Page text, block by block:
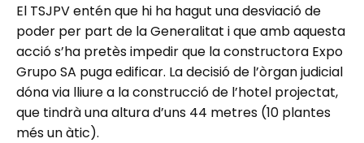
El TSJPV entén que hi ha hagut una desviació de
poder per part de la Generalitat i que amb aquesta
acció s’ha pretès impedir que la constructora Expo
Grupo SA puga edificar. La decisió de l’òrgan judicial
dóna via lliure a la construcció de l’hotel projectat,
que tindrà una altura d’uns 44 metres (10 plantes
més un àtic).